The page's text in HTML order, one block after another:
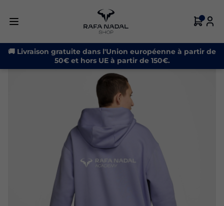
🚚 Livraison gratuite dans l'Union européenne à partir de
50€ et hors UE à partir de 150€.